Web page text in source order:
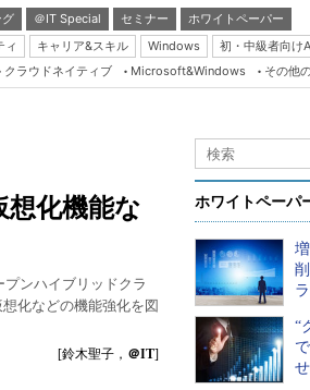
＠IT Special セミナー
ホワイトペーパー
ィ キャリア&スキル Windows 初・中級者向け
Server & Storage
Java Agile
Database Expert
Linux ＆ OSS
Master of IP Network
Security & Trust
クラウドネイティブ Microsoft&Windows その他
想化機能な
プンハイブリッドクラ
化などの機能強化を図
[鈴木聖子， ＠IT]
ホワイトペーパ
“